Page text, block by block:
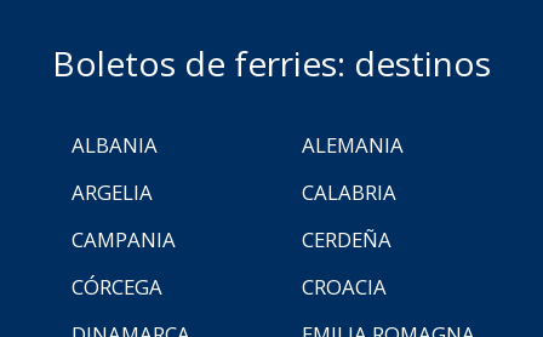
Boletos de ferries: destinos
ALBANIA
ALEMANIA
ARGELIA
CALABRIA
CAMPANIA
CERDEÑA
CÓRCEGA
CROACIA